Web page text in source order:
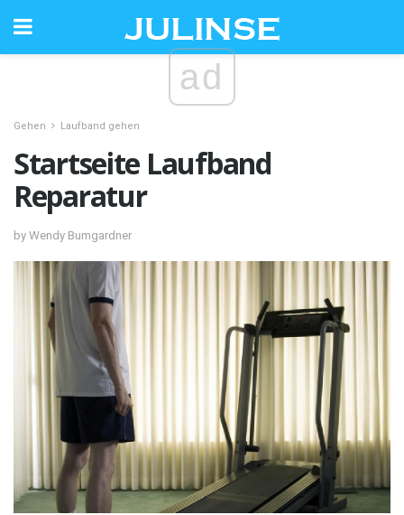
ad
Gehen Laufband gehen
Startseite Laufband
Reparatur
by Wendy Bumgardner